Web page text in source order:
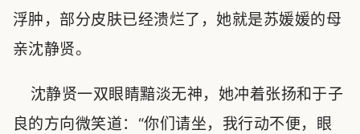
浮肿，部分皮肤已经溃烂了，她就是苏媛媛的母
亲沈静贤。
沈静贤一双眼睛黯淡无神，她冲着张扬和于子
良的方向微笑道：“你们请坐，我行动不便，眼